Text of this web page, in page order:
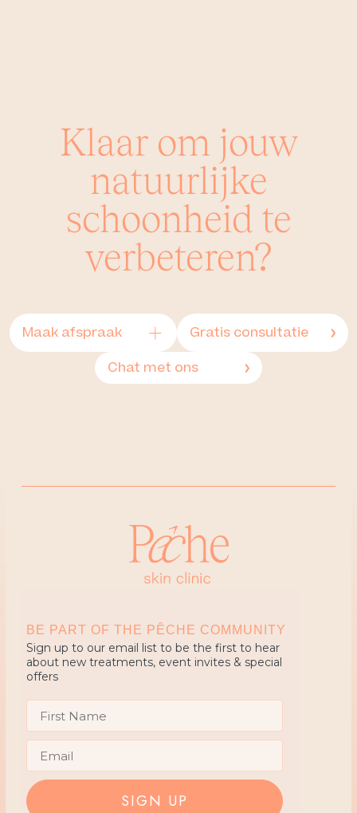
Klaar om jouw
natuurlijke
schoonheid te
verbeteren?
Maak afspraak +
Gratis consultatie
Chat met ons
BE PART OF THE PÊCHE COMMUNITY
Sign up to our email list to be the first to hear
about new treatments, event invites & special
offers
SIGN UP